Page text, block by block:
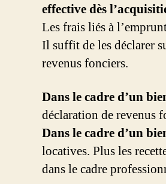
effective dès
Les frais liés à
Il suffit de les déclarer
revenus fonciers.
Dans le cadre d’un
déclaration de revenus
Dans le cadre d’un
locatives. Plus les
dans le cadre